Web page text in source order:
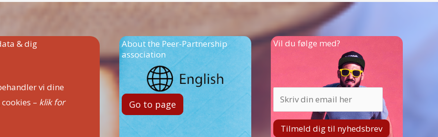
& dig
vi dine
– klik for
About the Peer-Partnership
association
Go to page
Vil du følge med?